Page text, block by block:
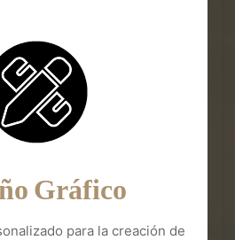
Gráfico
para la creación de